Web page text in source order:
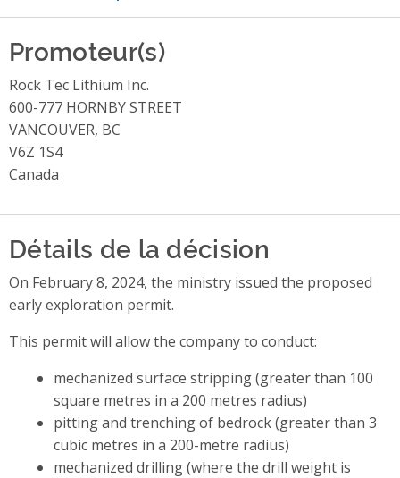
Promoteur(s)
Rock Tec Lithium Inc.
600-777 HORNBY STREET
VANCOUVER, BC
V6Z 1S4
Canada
Détails de la décision
On February 8, 2024, the ministry issued the proposed
early exploration permit.
This permit will allow the company to conduct:
mechanized surface stripping (greater than 100
square metres in a 200 metres radius)
pitting and trenching of bedrock (greater than 3
cubic metres in a 200-metre radius)
mechanized drilling (where the drill weight is